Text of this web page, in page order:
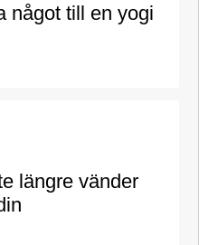
något till en yogi
längre vänder